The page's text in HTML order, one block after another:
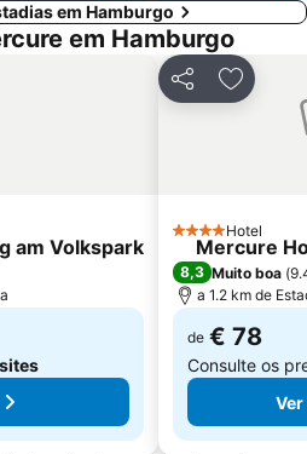
em Hamburgo
em Hamburgo
am Volkspark
Partilhar
4 Estrelas
Hotel
Mercure
8,3 Muito boa (
a 1.2 km de
de € 78
Consulte os